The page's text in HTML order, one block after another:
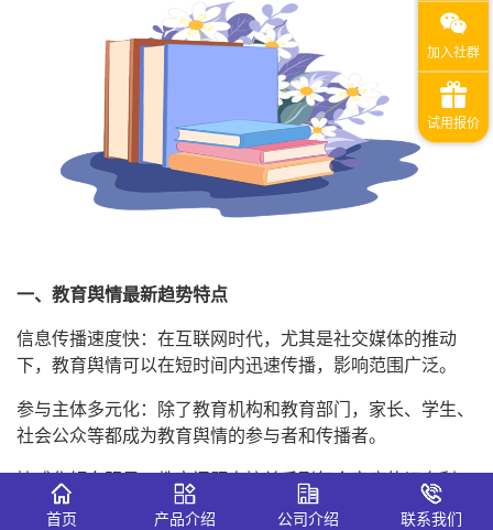
一、教育舆情最新趋势特点
信息传播速度快：在互联网时代，尤其是社交媒体的推动
下，教育舆情可以在短时间内迅速传播，影响范围广泛。
参与主体多元化：除了教育机构和教育部门，家长、学生、
社会公众等都成为教育舆情的参与者和传播者。
情感化倾向明显：教育问题直接关系到每个家庭的切身利
益，因此教育舆情往往带有强烈的情感色彩，容易引发共鸣
首页 产品介绍 公司介绍 联系我们